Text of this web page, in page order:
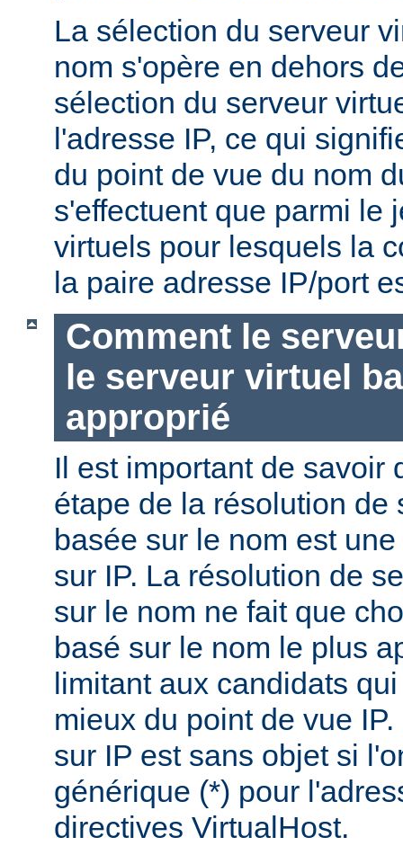
La sélection du serveur
nom s'opère en dehors
sélection du serveur
l'adresse IP, ce qui
du point de vue du nom
s'effectuent que parmi le
virtuels pour lesquels la
la paire adresse IP/port
Comment le
le serveur virtuel
approprié
Il est important de savoir
étape de la résolution de
basée sur le nom est
sur IP. La résolution de
sur le nom ne fait que
basé sur le nom le plus
limitant aux candidats
mieux du point de vue
sur IP est sans objet si
générique (*) pour
directives VirtualHost.